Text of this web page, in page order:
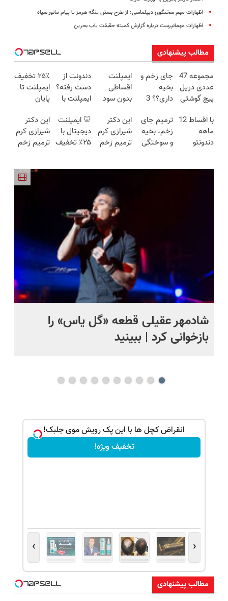
اظهارات مهم سخنگوی دیپلماسی؛ از طرح بستن تنگه هرمز تا پیام مانور سپاه
اظهارات مهمانپرست درباره گزارش کمیته حقیقت یاب بحرین
مطالب پیشنهادی
مجموعه 47
عددی دریل
پیچ گوشتی
(تخفیف به
مدت
محدود)
جای زخم و
بخیه
داری؟؟ 3
محوش کن!
ایمپلنت
اقساطی
بدون سود
پرداخت تا
12 ماه
دندونت از
دست رفته؟
ایمپلنت با
ماهه راه
حلشه
۲۵٪ تخفیف
ایمپلنت تا
پایان
با اقساط 12
ماهه
دندونتو
ترمیم جای
زخم، بخیه
و سوختگی
این دکتر
شیرازی کرم
ترمیم زخم
🦷 ایمپلنت
دیجیتال با
۲۵٪ تخفیف
این دکتر
شیرازی کرم
ترمیم زخم
شادمهر عقیلی قطعه «گل یاس» را
بازخوانی کرد | ببینید
انقراض کچل ها با این پک رویش موی جلبک!
تخفیف ویژه!
‹
›
مطالب پیشنهادی